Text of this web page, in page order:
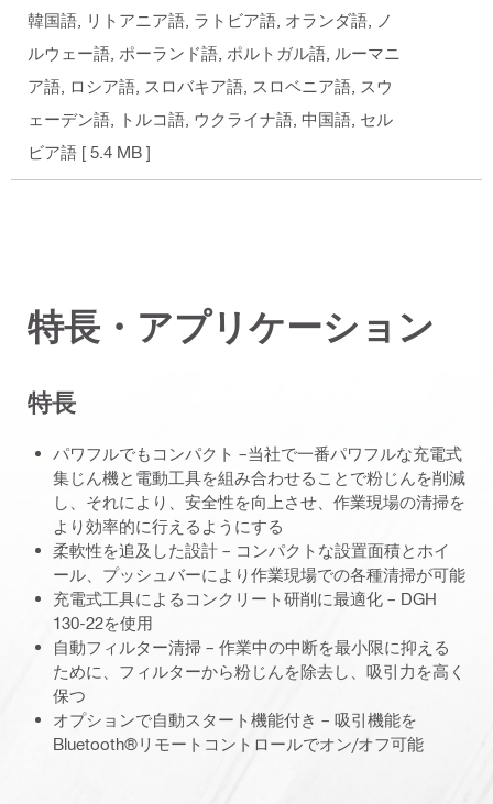
韓国語, リトアニア語, ラトビア語, オランダ語, ノ
ルウェー語, ポーランド語, ポルトガル語, ルーマニ
ア語, ロシア語, スロバキア語, スロベニア語, スウ
ェーデン語, トルコ語, ウクライナ語, 中国語, セル
ビア語 [ 5.4 MB ]
特長・アプリケーション
特長
パワフルでもコンパクト –当社で一番パワフルな充電式
集じん機と電動工具を組み合わせることで粉じんを削減
し、それにより、安全性を向上させ、作業現場の清掃を
より効率的に行えるようにする
柔軟性を追及した設計 – コンパクトな設置面積とホイ
ール、プッシュバーにより作業現場での各種清掃が可能
充電式工具によるコンクリート研削に最適化 – DGH
130-22を使用
自動フィルター清掃 – 作業中の中断を最小限に抑える
ために、フィルターから粉じんを除去し、吸引力を高く
保つ
オプションで自動スタート機能付き – 吸引機能を
Bluetooth®リモートコントロールでオン/オフ可能